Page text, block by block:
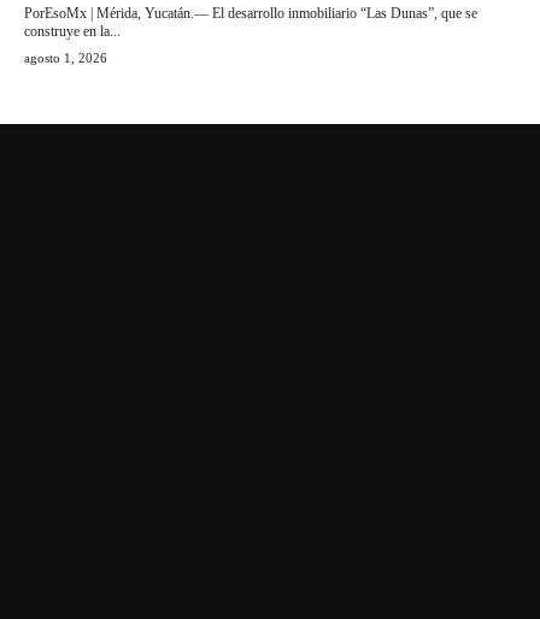
PorEsoMx | Mérida, Yucatán.— El desarrollo inmobiliario “Las Dunas”, que se
construye en la...
agosto 1, 2026